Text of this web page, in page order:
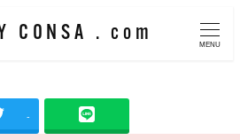
CONSA . com
MENU
-